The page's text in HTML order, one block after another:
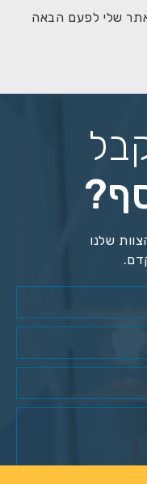
שלי לפעם הבאה
שלנו